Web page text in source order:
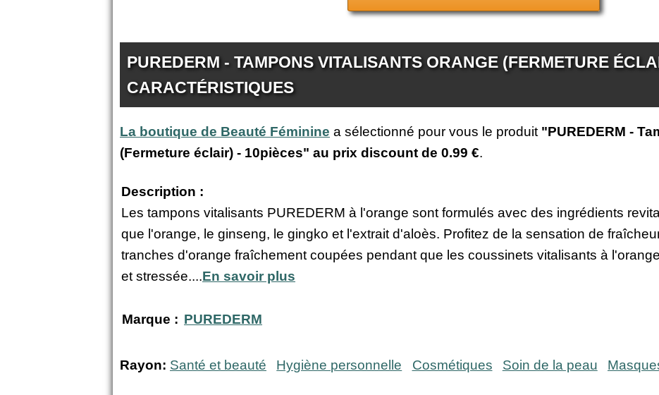
PUREDERM - TAMPONS VITALISANTS ORANGE (FERMETURE
CARACTÉRISTIQUES
La boutique de Beauté Féminine a sélectionné pour vous le produit "PUREDERM -
(Fermeture éclair) - 10pièces" au prix discount de 0.99 €.
Description :
Les tampons vitalisants PUREDERM à l'orange sont formulés avec des ingrédients
que l'orange, le ginseng, le gingko et l'extrait d'aloès. Profitez de la sensation de
tranches d'orange fraîchement coupées pendant que les coussinets vitalisants à
et stressée....En savoir plus
Marque : PUREDERM
Rayon: Santé et beauté Hygiène personnelle Cosmétiques Soin de la peau